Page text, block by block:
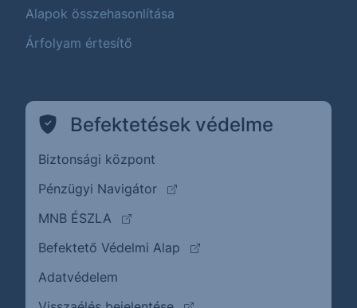
Alapok összehasonlítása
Árfolyam értesítő
Befektetések védelme
Biztonsági központ
Pénzügyi Navigátor
(külső oldalra ugrik)
MNB ÉSZLA
(külső oldalra ugrik)
Befektető Védelmi Alap
(külső oldalra ugrik)
Adatvédelem